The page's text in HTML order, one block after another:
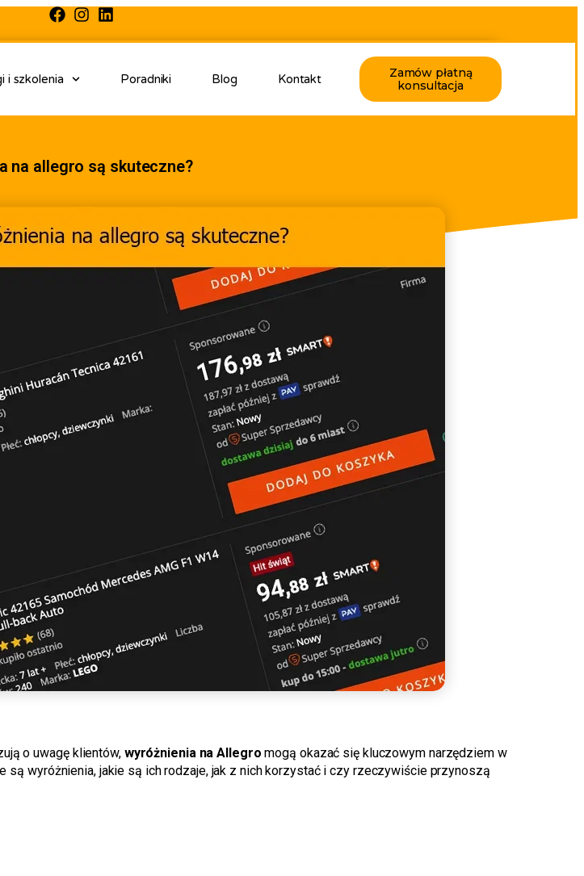
i szkolenia Poradniki Blog Kontakt
Zamów płatną
konsultacja
na allegro są skuteczne?
o uwagę klientów, wyróżnienia na Allegro mogą okazać się kluczowym narzędziem w
wyróżnienia, jakie są ich rodzaje, jak z nich korzystać i czy rzeczywiście przynoszą